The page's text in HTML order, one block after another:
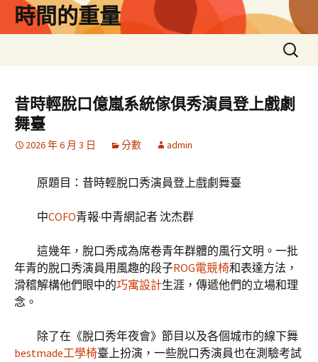
時間的重量
搜
尋
鍵
字:
昔時輕脫口億嵐系統傢俱秀演員登上戲劇
舞臺
2026 年 6 月 3 日 分數 admin
原題目：昔時輕脫口秀演員登上戲劇舞臺
中COFO青報·中青網記者 沈杰群
這幾年，脫口秀成為席卷青年群體的風行文明。一批
年青的脫口秀演員用風趣的段子ROG電競椅和表達方法，
滑稽解構他們眼中的巧寓設計生涯，傳遞他們的立場和理
念。
除了在《脫口秀年夜會》節目以及各個城市的線下舞
bestmade工學椅臺上扮演，一些脫口秀演員也在測驗考試